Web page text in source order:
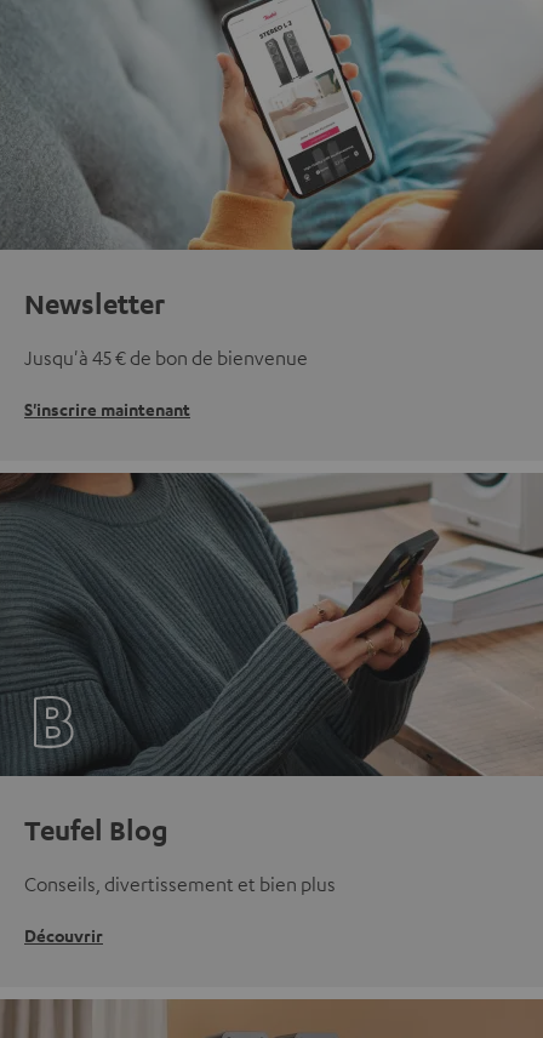
Newsletter
Jusqu'à 45 € de bon de bienvenue
S'inscrire maintenant
Teufel Blog
Conseils, divertissement et bien plus
Découvrir